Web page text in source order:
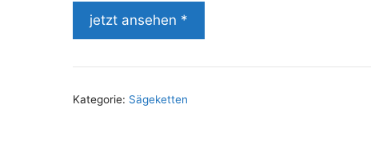
jetzt ansehen *
Kategorie: Sägeketten